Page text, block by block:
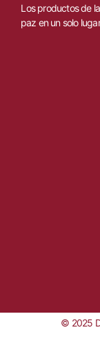
Los productos de la
paz en un solo lugar
© 2025